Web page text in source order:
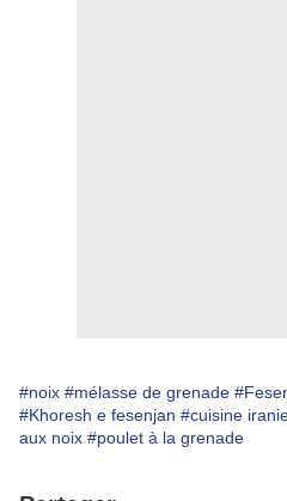
#noix #mélasse de grenade
#Khoresh e fesenjan #cuisine
aux noix #poulet à la grenade